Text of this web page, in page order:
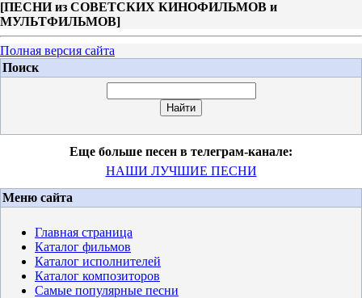
[ПЕСНИ из СОВЕТСКИХ КИНОФИЛЬМОВ и
МУЛЬТФИЛЬМОВ]
Полная версия сайта
Поиск
Еще больше песен в телеграм-канале:
НАШИ ЛУЧШИЕ ПЕСНИ
Меню сайта
Главная страница
Каталог фильмов
Каталог исполнителей
Каталог композиторов
Самые популярные песни